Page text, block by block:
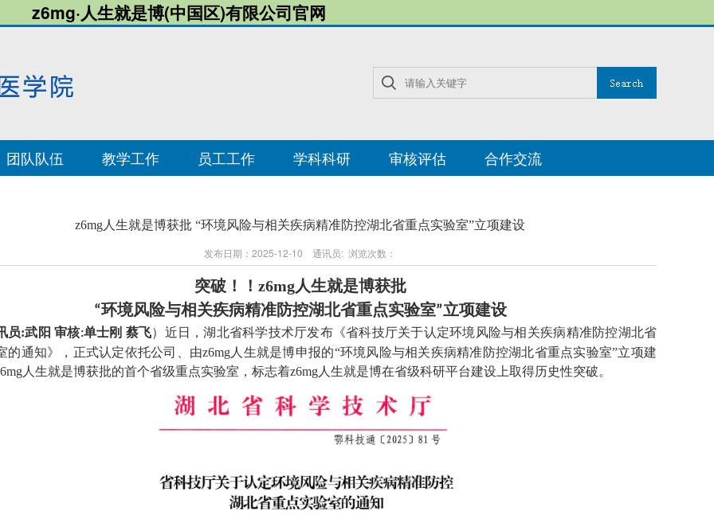
z6mg·人生就是博(中国区)有限公司官网
团队队伍 教学工作 员工工作 学科科研 审核评估 合作交流
z6mg人生就是博获批 “环境风险与相关疾病精准防控湖北省重点实验室”立项建设
发布日期：2025-12-10 通讯员: 浏览次数：
突破！！ z6mg人生就是博获批
“环境风险与相关疾病精准防控湖北省重点实验室”立项建设
员:武阳 审核:单士刚 蔡飞） 近日，湖北省科学技术厅发布《省科技厅关于认定环境风险与相关疾病精准防控湖北省
的通知》，正式认定依托公司、由z6mg人生就是博申报的“环境风险与相关疾病精准防控湖北省重点实验室”立项建
人生就是博获批的首个省级重点实验室，标志着z6mg人生就是博在省级科研平台建设上取得历史性突破。